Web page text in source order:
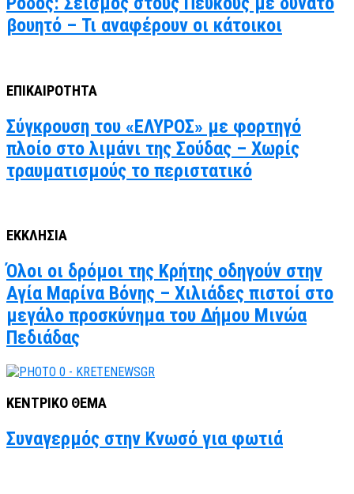
βουητό – Τι αναφέρουν οι κάτοικοι
ΕΠΙΚΑΙΡΟΤΗΤΑ
Σύγκρουση του «ΕΛΥΡΟΣ» με φορτηγό
πλοίο στο λιμάνι της Σούδας – Χωρίς
τραυματισμούς το περιστατικό
ΕΚΚΛΗΣΙΑ
Όλοι οι δρόμοι της Κρήτης οδηγούν στην
Αγία Μαρίνα Βόνης – Χιλιάδες πιστοί στο
μεγάλο προσκύνημα του Δήμου Μινώα
Πεδιάδας
ΚΕΝΤΡΙΚΟ ΘΕΜΑ
Συναγερμός στην Κνωσό για φωτιά